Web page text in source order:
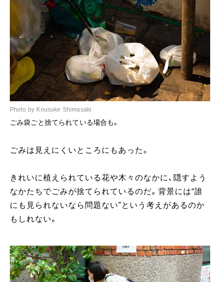
Photo by Kousuke Shimasaki
ごみ袋ごと捨てられている場合も。
ごみは見えにくいところにもあった。
きれいに植えられている花や木々のなかに、隠すよう
なかたちでごみが捨てられているのだ。背景には“誰
にも見られないなら問題ない”という考えがあるのか
もしれない。